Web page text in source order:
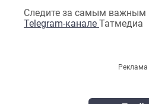
Следите за самым важным
Telegram-канале Татмедиа
Реклама